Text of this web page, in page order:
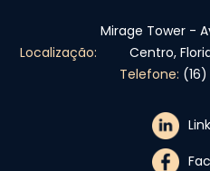
Localização:
Mirage Tower -
Centro,
Telefone: